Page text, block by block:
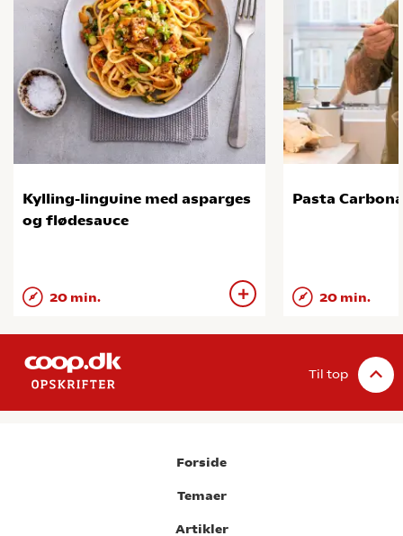
Kylling-linguine med asparges
og flødesauce
20 min.
Pasta
20 min.
Til top
Forside
Temaer
Artikler